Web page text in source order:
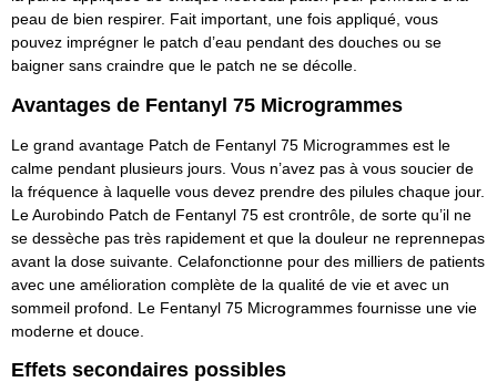
peau de bien respirer. Fait important, une fois appliqué, vous
pouvez imprégner le patch d’eau pendant des douches ou se
baigner sans craindre que le patch ne se décolle.
Avantages de Fentanyl 75 Microgrammes
Le grand avantage Patch de Fentanyl 75 Microgrammes est le
calme pendant plusieurs jours. Vous n’avez pas à vous soucier de
la fréquence à laquelle vous devez prendre des pilules chaque jour.
Le Aurobindo Patch de Fentanyl 75 est crontrôle, de sorte qu’il ne
se dessèche pas très rapidement et que la douleur ne reprennepas
avant la dose suivante. Celafonctionne pour des milliers de patients
avec une amélioration complète de la qualité de vie et avec un
sommeil profond. Le Fentanyl 75 Microgrammes fournisse une vie
moderne et douce.
Effets secondaires possibles